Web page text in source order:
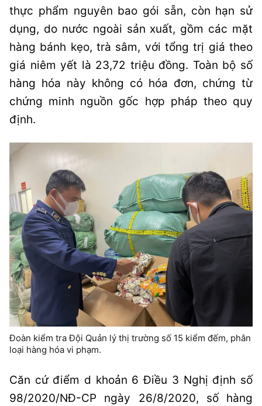
thực phẩm nguyên bao gói sẵn, còn hạn sử
dụng, do nước ngoài sản xuất, gồm các mặt
hàng bánh kẹo, trà sâm, với tổng trị giá theo
giá niêm yết là 23,72 triệu đồng. Toàn bộ số
hàng hóa này không có hóa đơn, chứng từ
chứng minh nguồn gốc hợp pháp theo quy
định.
Đoàn kiểm tra Đội Quản lý thị trường số 15 kiểm đếm, phân
loại hàng hóa vi phạm.
Căn cứ điểm d khoản 6 Điều 3 Nghị định số
98/2020/NĐ-CP ngày 26/8/2020, số hàng